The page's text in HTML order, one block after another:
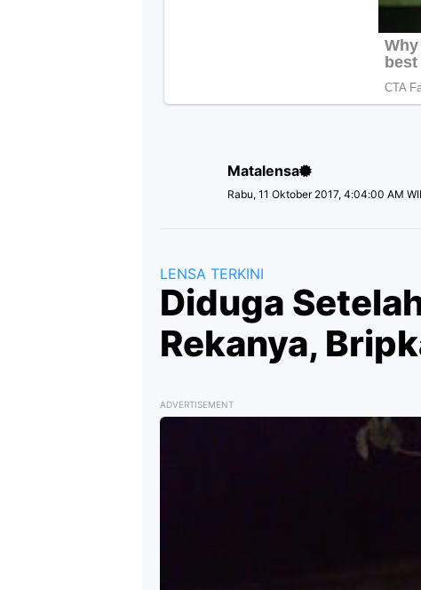
Matalensa
Rabu, 11 Oktober 2017, 4:04:00 AM
LENSA TERKINI
Diduga
Rekanya,
ADVERTISEMENT